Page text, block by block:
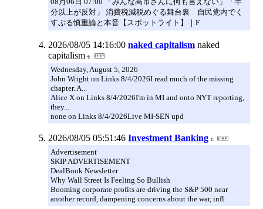
分以上が反対」 消費税減税めぐる舞台裏 自民党内でく
すぶる慎重論と本音【スポットライト】｜F
2026/08/05 14:16:00 naked capitalism naked
capitalism
Wednesday, August 5, 2026
John Wright on Links 8/4/2026I read much of the missing
chapter. A...
Alice X on Links 8/4/2026I'm in MI and onto NYT reporting,
they...
none on Links 8/4/2026Live MI-SEN upd
2026/08/05 05:51:46 Investment Banking
Advertisement
SKIP ADVERTISEMENT
DealBook Newsletter
Why Wall Street Is Feeling So Bullish
Booming corporate profits are driving the S&P 500 near
another record, dampening concerns about the war, infl